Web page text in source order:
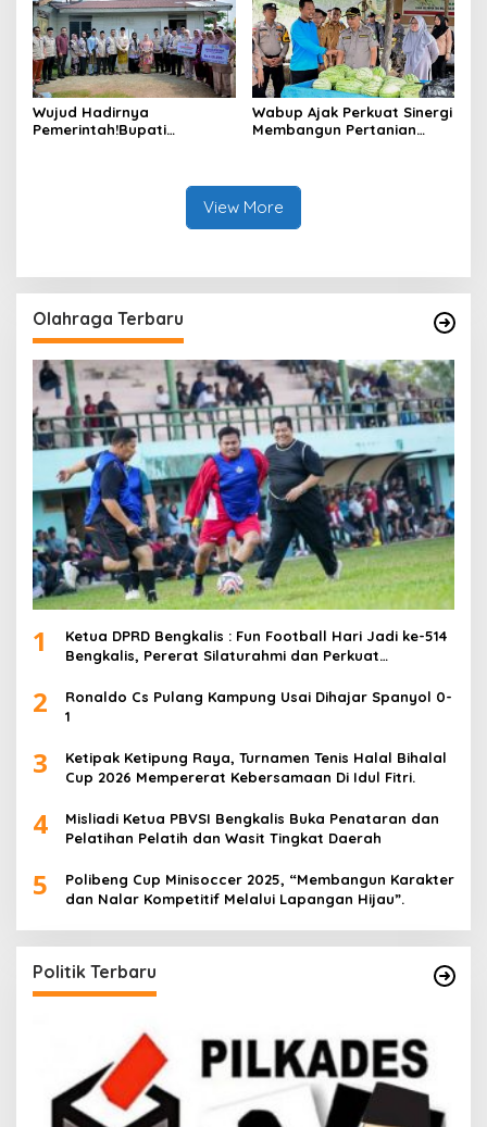
Wujud Hadirnya
Pemerintah!Bupati
Wabup Ajak Perkuat Sinergi
Membangun Pertanian
View More
Olahraga Terbaru
1
Ketua DPRD Bengkalis : Fun Football Hari Jadi ke-514
Bengkalis, Pererat Silaturahmi dan Perkuat
2
Ronaldo Cs Pulang Kampung Usai Dihajar Spanyol 0-
1
3
Ketipak Ketipung Raya, Turnamen Tenis Halal Bihalal
Cup 2026 Mempererat Kebersamaan Di Idul Fitri.
4
Misliadi Ketua PBVSI Bengkalis Buka Penataran dan
Pelatihan Pelatih dan Wasit Tingkat Daerah
5
Polibeng Cup Minisoccer 2025, “Membangun Karakter
dan Nalar Kompetitif Melalui Lapangan Hijau”.
Politik Terbaru